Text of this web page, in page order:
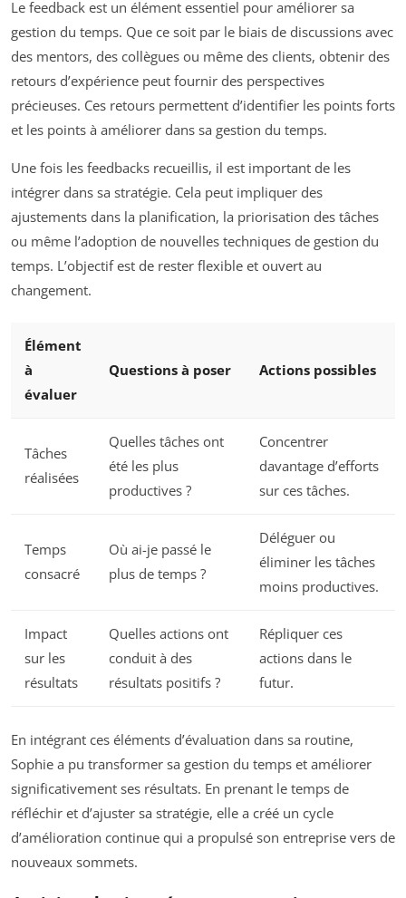
Le feedback est un élément essentiel pour améliorer sa
gestion du temps. Que ce soit par le biais de discussions avec
des mentors, des collègues ou même des clients, obtenir des
retours d’expérience peut fournir des perspectives
précieuses. Ces retours permettent d’identifier les points forts
et les points à améliorer dans sa gestion du temps.
Une fois les feedbacks recueillis, il est important de les
intégrer dans sa stratégie. Cela peut impliquer des
ajustements dans la planification, la priorisation des tâches
ou même l’adoption de nouvelles techniques de gestion du
temps. L’objectif est de rester flexible et ouvert au
changement.
Élément
à
évaluer
Questions à poser Actions possibles
Tâches
réalisées
Quelles tâches ont
été les plus
productives ?
Concentrer
davantage d’efforts
sur ces tâches.
Temps
consacré
Où ai-je passé le
plus de temps ?
Déléguer ou
éliminer les tâches
moins productives.
Impact
sur les
résultats
Quelles actions ont
conduit à des
résultats positifs ?
Répliquer ces
actions dans le
futur.
En intégrant ces éléments d’évaluation dans sa routine,
Sophie a pu transformer sa gestion du temps et améliorer
significativement ses résultats. En prenant le temps de
réfléchir et d’ajuster sa stratégie, elle a créé un cycle
d’amélioration continue qui a propulsé son entreprise vers de
nouveaux sommets.